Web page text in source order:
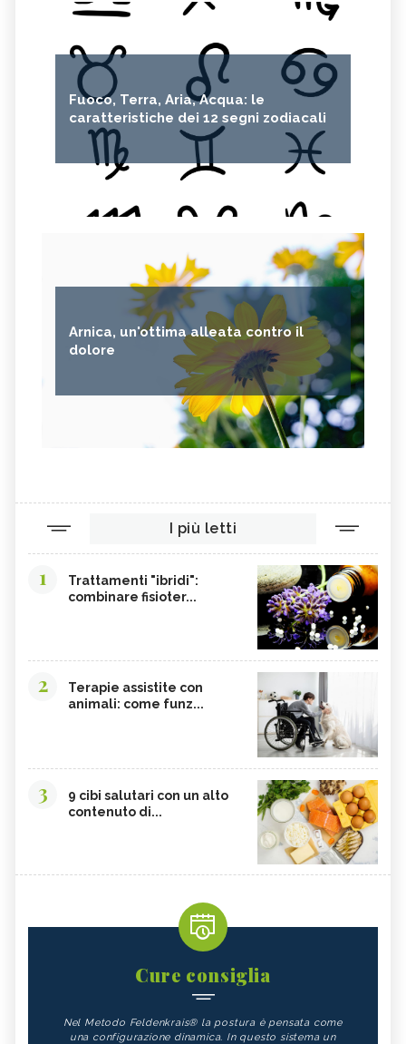
Fuoco, Terra, Aria, Acqua: le
caratteristiche dei 12 segni zodiacali
Arnica, un'ottima alleata contro il
dolore
I più letti
1
Trattamenti "ibridi":
combinare fisioter...
2
Terapie assistite con
animali: come funz...
3
9 cibi salutari con un alto
contenuto di...
Cure consiglia
Nel Metodo Feldenkrais® la postura è pensata come
una configurazione dinamica. In questo sistema un